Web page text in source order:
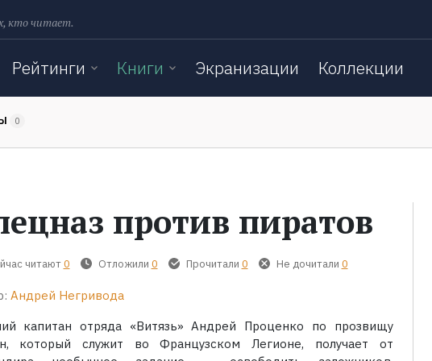
кто читает.
Рейтинги Книги Экранизации Коллекции
0
против пиратов
читают 0 Отложили 0 Прочитали 0 Не дочитали 0
Андрей Негривода
капитан отряда «Витязь» Андрей Проценко по прозвищу
который служит во Французском Легионе, получает от